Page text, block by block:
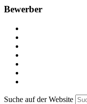
Bewerber
Suche auf der Website